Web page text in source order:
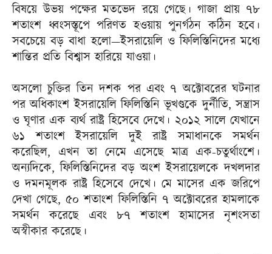
বিষয়ে উভয় পক্ষের মতভেদ রয়ে গেছে। গাজা প্রায় ৭৮
শতাংশ ধ্বংসস্তূপে পরিণত হওয়ায় পুনর্গঠন কঠিন হবে।
সবচেয়ে বড় বাধা হলো—ইসরায়েলি ও ফিলিস্তিনিদের মধ্যে
শান্তির প্রতি বিশ্বাস হারিয়ে যাওয়া।
অসলো চুক্তির তিন দশক পর এবং ৭ অক্টোবরের ঘটনার
পর অধিকাংশ ইসরায়েলি ফিলিস্তিনি ভূখণ্ডকে দুর্নীতি, সন্ত্রাস
ও ঘৃণার এক ব্যর্থ রাষ্ট্র হিসেবে দেখে। ২০১২ সালে যেখানে
৬১ শতাংশ ইসরায়েলি দুই রাষ্ট্র সমাধানকে সমর্থন
করেছিল, এখন তা নেমে এসেছে মাত্র এক-চতুর্থাংশে।
অন্যদিকে, ফিলিস্তিনিদের বড় অংশ ইসরায়েলকে দখলদার
ও দমনমূলক রাষ্ট্র হিসেবে দেখে। মে মাসের এক জরিপে
দেখা গেছে, ৫০ শতাংশ ফিলিস্তিনি ৭ অক্টোবরের হামলাকে
সমর্থন করেছে এবং ৮৭ শতাংশ হামাসের নৃশংসতা
অস্বীকার করেছে।